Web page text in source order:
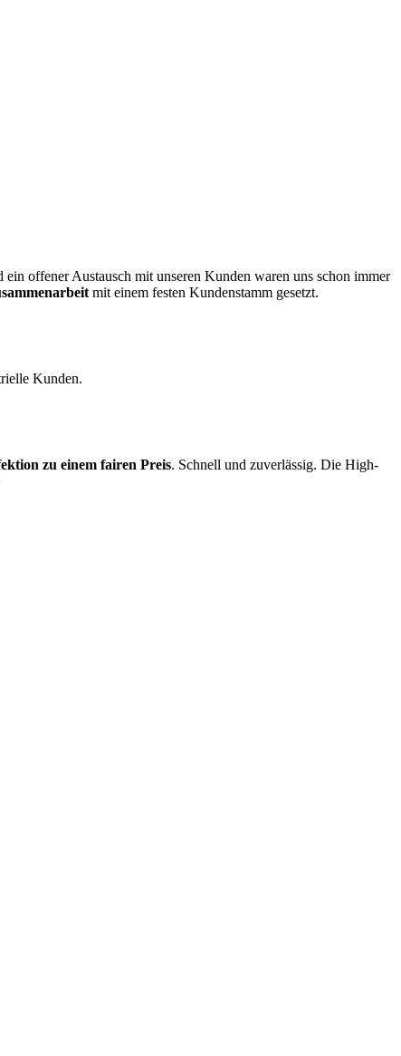
offener Austausch mit unseren Kunden waren uns schon immer
mit einem festen Kundenstamm gesetzt.
Kunden.
zu einem fairen Preis. Schnell und zuverlässig. Die High-